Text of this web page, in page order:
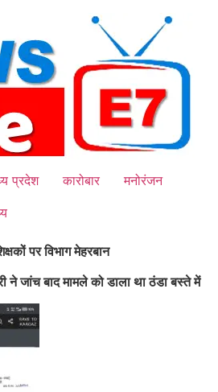
प्रदेश कारोबार
मनोरंजन
पर विभाग मेहरबान
ने जांच बाद मामले को डाला था ठंडा बस्ते में